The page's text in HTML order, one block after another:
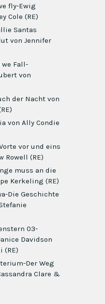
fly-Ewig
Cole (RE)
Santas
von Jennifer
we Fall-
von
der Nacht von
von Ally Condie
vor und eins
Rowell (RE)
muss an die
Kerkeling (RE)
Die Geschichte
03-
Davidson
(RE)
Der Weg
Clare &